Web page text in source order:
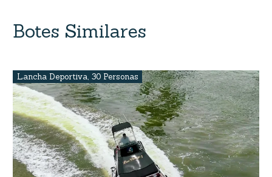
Botes Similares
Lancha Deportiva, 30 Personas